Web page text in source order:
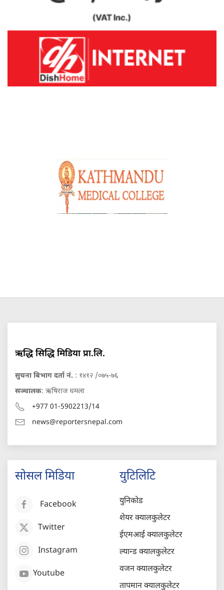
ऋद्धि सिद्धि मिडिया प्रा.लि.
सुचना बिभाग दर्ता नं. : १४१२ /०७५-७६
सञ्चालक: ऋषिराज धमला
+977 01-5902213/14
news@reportersnepal.com
सोसल मिडिया
Facebook
Twitter
Instagram
Youtube
युटिलिटि
युनिकोड
शेयर क्यालकुलेटर
ईएमआई क्यालकुलेटर
ल्यान्ड क्यालकुलेटर
वजन क्यालकुलेटर
तापमान क्यालकुलेटर